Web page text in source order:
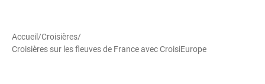
Accueil/Croisières/
Croisières sur les fleuves de France avec CroisiEurope